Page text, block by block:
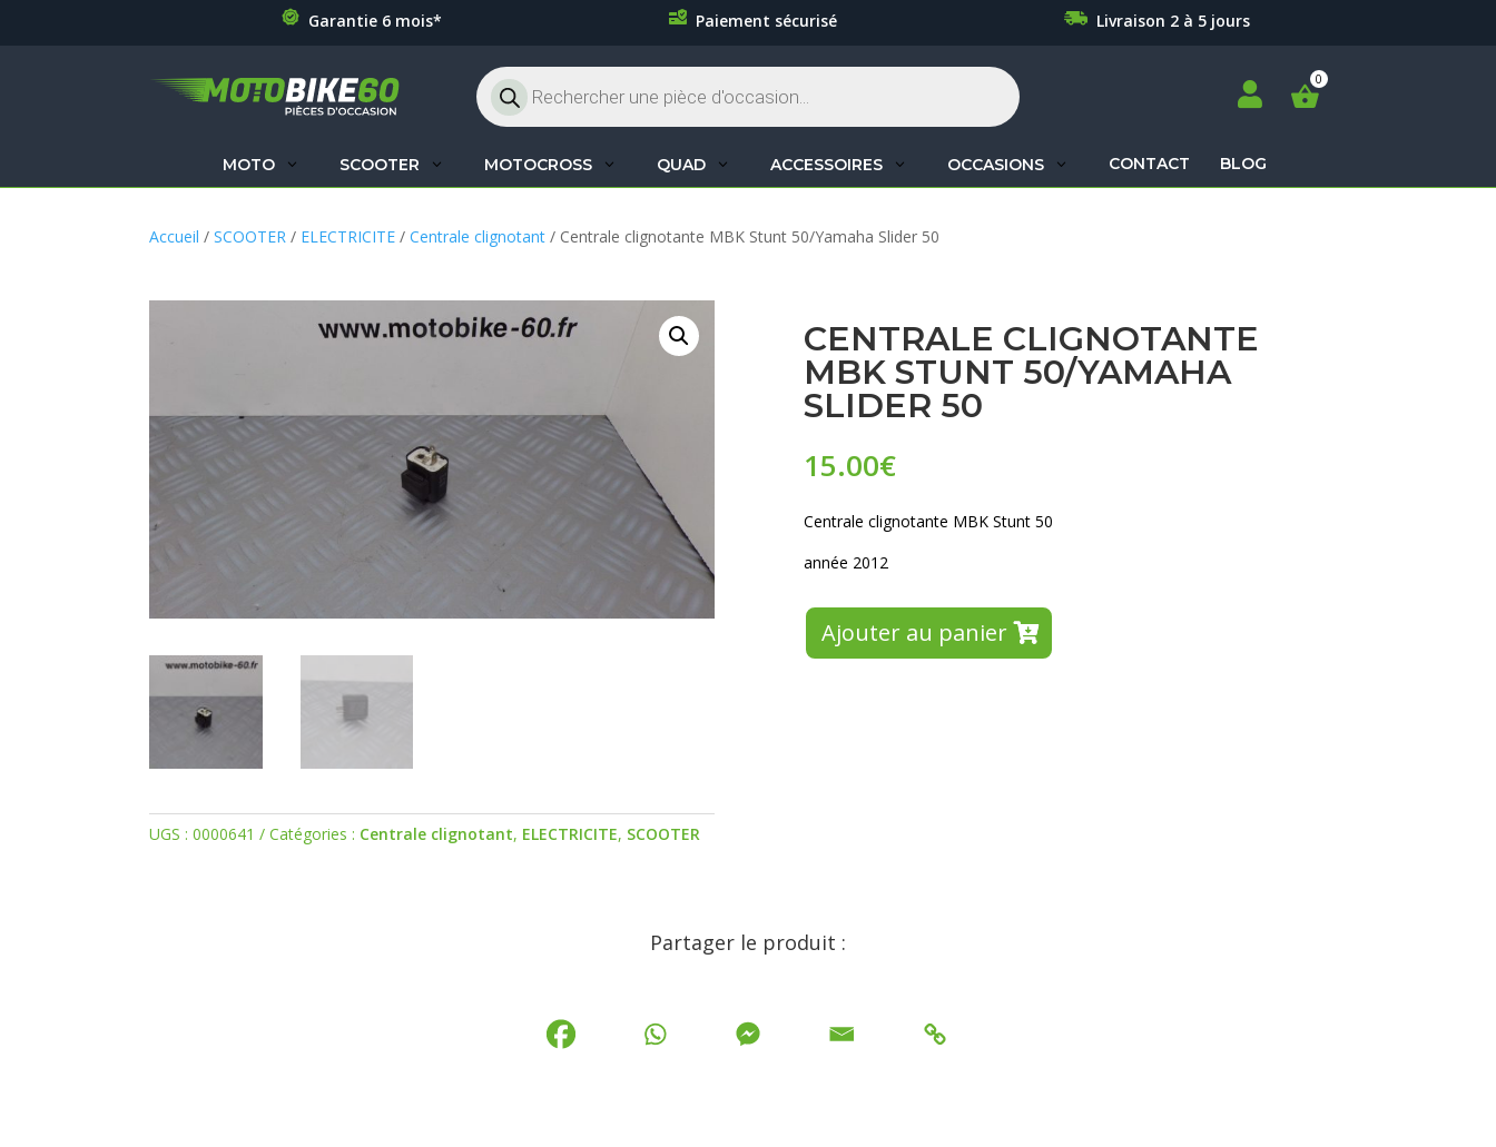
Garantie 6 mois* Paiement sécurisé Livraison 2 à 5 jours
Recherche
de
produits

MOTO SCOOTER MOTOCROSS QUAD ACCESSOIRES OCCASIONS CONTACT BLOG
Accueil /SCOOTER / ELECTRICITE /Centrale clignotant / Centrale clignotante MBK Stunt 50/Yamaha Slider 50
UGS :0000641 Catégories : Centrale clignotant, ELECTRICITE, SCOOTER
CENTRALE CLIGNOTANTE
MBK STUNT 50/YAMAHA
SLIDER 50
15.00€
Centrale clignotante MBK Stunt 50
année 2012
Ajouter au panier
Partager le produit :